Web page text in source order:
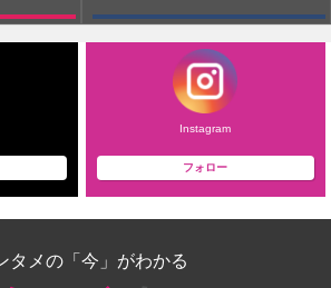
Instagram
フォロー
タメの「今」がわかる